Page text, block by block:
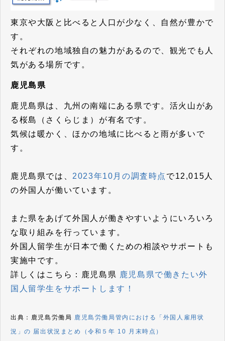
東京や大阪と比べると人口が少なく、自然が豊かで
す。
それぞれの地域独自の魅力があるので、観光でも人
気がある場所です。
鹿児島県
鹿児島県は、九州の南端にある県です。活火山があ
る桜島（さくらじま）が有名です。
気候は暖かく、ほかの地域に比べると雨が多いで
す。
鹿児島県では、 2023年10月の調査時点 で12,015人
の外国人が働いています。
また県をあげて外国人が働きやすいようにいろいろ
な取り組みを行っています。
外国人留学生が日本で働くための相談やサポートも
実施中です。
詳しくはこちら：鹿児島県 鹿児島県で働きたい外
国人留学生をサポートします！
出典：鹿児島労働局 鹿児島労働局管内における「外国人雇用状
況」の 届出状況まとめ（令和５年 10 月末時点）